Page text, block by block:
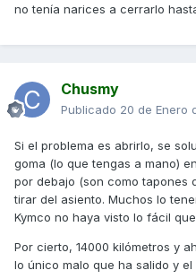
no tenía narices a cerrarlo
Chusmy
Publicado 20 de Enero
Si el problema es abrirlo, se
goma (lo que tengas a mano)
por debajo (son como tapones
tirar del asiento. Muchos lo
Kymco no haya visto lo fácil
Por cierto, 14000 kilómetros y
lo único malo que ha salido y el